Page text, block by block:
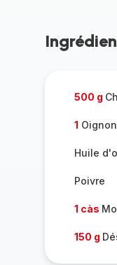
500 g
1 Oignon
Huile
Poivre
1 càs
150 g